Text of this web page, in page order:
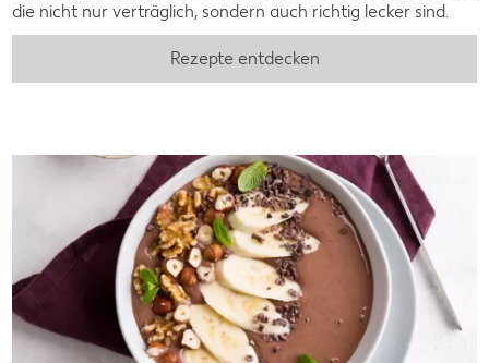
die nicht nur verträglich, sondern auch richtig lecker sind.
Rezepte entdecken